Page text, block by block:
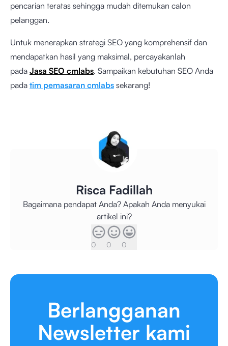
pencarian teratas sehingga mudah ditemukan calon
pelanggan.
Untuk menerapkan strategi SEO yang komprehensif dan
mendapatkan hasil yang maksimal, percayakanlah
pada Jasa SEO cmlabs. Sampaikan kebutuhan SEO Anda
pada tim pemasaran cmlabs sekarang!
Risca Fadillah
Bagaimana pendapat Anda? Apakah Anda menyukai
artikel ini?
0 0 0
Berlangganan
Newsletter kami